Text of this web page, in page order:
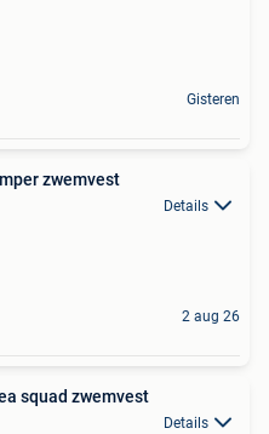
Gisteren
zwemvest
Details
2 aug 26
squad zwemvest
Details